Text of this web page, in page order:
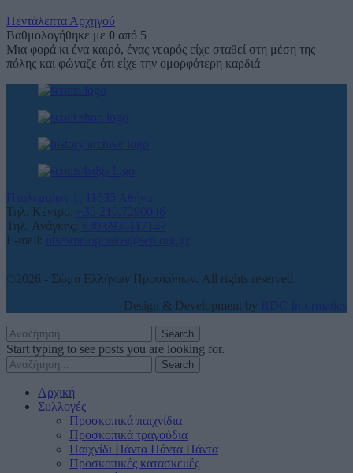
Πεντάλεπτα Αρχηγού
Βαθμολογήθηκε με 0 από 5
Μια φορά κι ένα καιρό, ένας νεαρός είχε σταθεί στη μέση της
πόλης και φώναζε ότι είχε την ομορφότερη καρδιά
Πτολεμαίων 1, 11635 Αθήνα
Τηλ. Κέντρο:
+30 210.7290046
Τηλ. Ανάγκης:
+30 6936117147
E-mail:
ntsesmelopoulos@sep.org.gr
©2026 - Σώμα Ελλήνων Προσκόπων. All rights reserved.
Design & Development by RDC Informatics
Search
Start typing to see posts you are looking for.
Search
Αρχική
Συλλογές
Προσκοπικά παιχνίδια
Προσκοπικά τραγούδια
Παιχνίδι Πάντα Πάντα Πάντα
Προσκοπικές κατασκευές